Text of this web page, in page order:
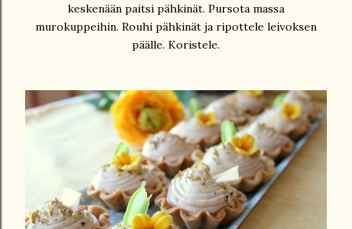
keskenään paitsi pähkinät. Pursota massa
murokuppeihin. Rouhi pähkinät ja ripottele leivoksen
päälle. Koristele.